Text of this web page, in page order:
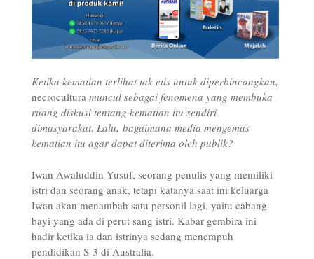
Ketika kematian terlihat tak etis untuk diperbincangkan,
necrocultura muncul sebagai fenomena yang membuka
ruang diskusi tentang kematian itu sendiri
dimasyarakat. Lalu, bagaimana media mengemas
kematian itu agar dapat diterima oleh publik?
Iwan Awaluddin Yusuf, seorang penulis yang memiliki
istri dan seorang anak, tetapi katanya saat ini keluarga
Iwan akan menambah satu personil lagi, yaitu cabang
bayi yang ada di perut sang istri. Kabar gembira ini
hadir ketika ia dan istrinya sedang menempuh
pendidikan S-3 di Australia.